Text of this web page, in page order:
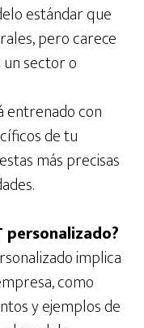
estándar que
pero carece
sector o
entrenado con
de tu
más precisas
personalizado?
implica
como
y ejemplos de